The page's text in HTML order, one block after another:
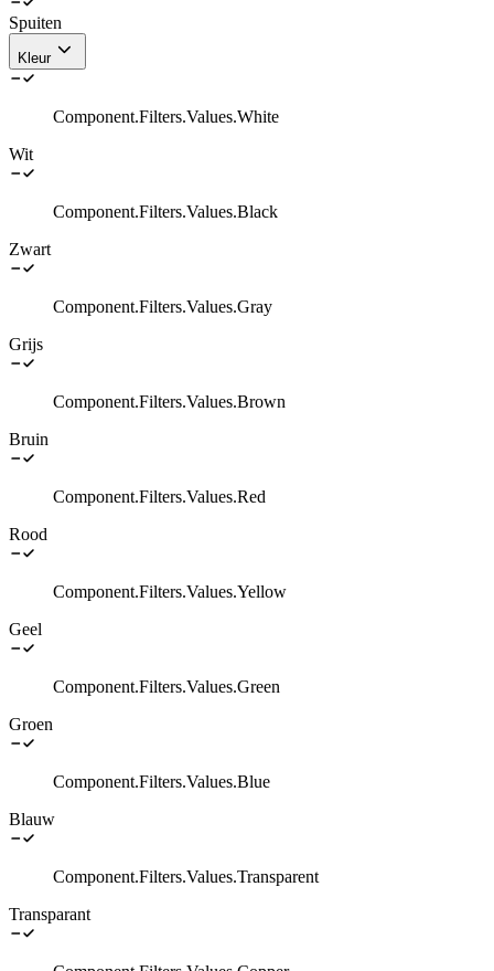
Spuiten
Kleur
Component.Filters.Values.White
Wit
Component.Filters.Values.Black
Zwart
Component.Filters.Values.Gray
Grijs
Component.Filters.Values.Brown
Bruin
Component.Filters.Values.Red
Rood
Component.Filters.Values.Yellow
Geel
Component.Filters.Values.Green
Groen
Component.Filters.Values.Blue
Blauw
Component.Filters.Values.Transparent
Transparant